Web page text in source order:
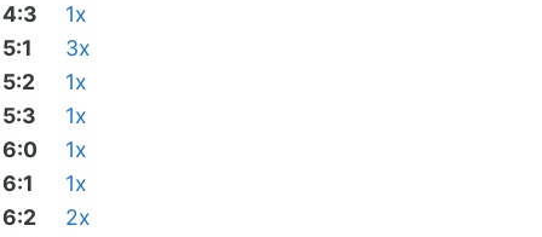
4:3
1x
5:1
3x
5:2
1x
5:3
1x
6:0
1x
6:1
1x
6:2
2x